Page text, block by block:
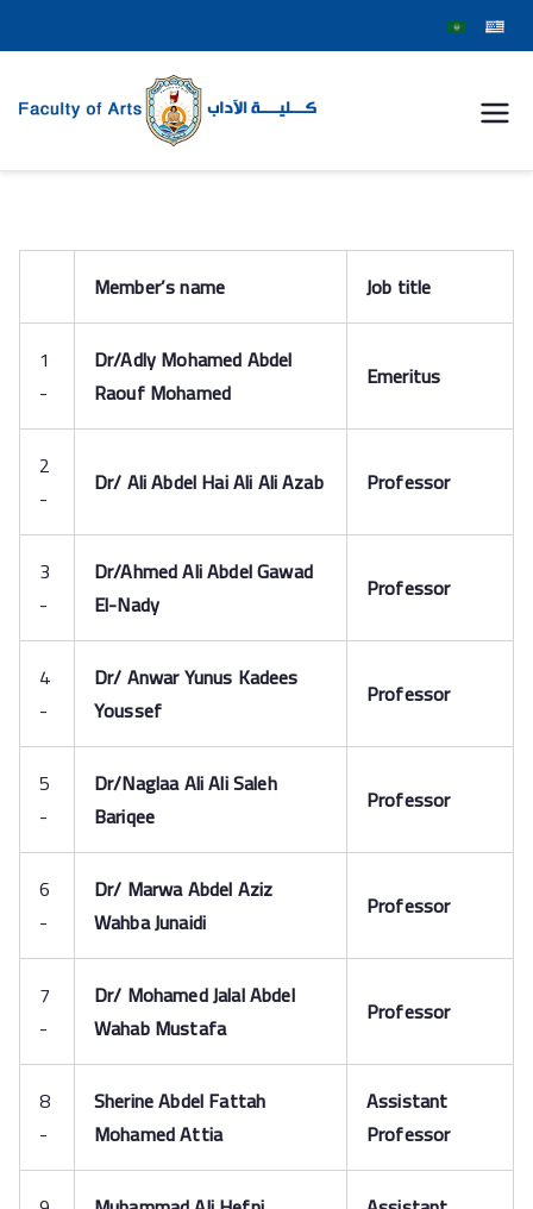
جامعة
سوهاج Member’s name Job title
1
-
Dr/Adly Mohamed Abdel
Raouf Mohamed
Emeritus
2
-
Dr/ Ali Abdel Hai Ali Ali Azab Professor
3
-
Dr/Ahmed Ali Abdel Gawad
El-Nady
Professor
4
-
Dr/ Anwar Yunus Kadees
Youssef
Professor
5
-
Dr/Naglaa Ali Ali Saleh
Bariqee
Professor
6
-
Dr/ Marwa Abdel Aziz
Wahba Junaidi
Professor
7
-
Dr/ Mohamed Jalal Abdel
Wahab Mustafa
Professor
8
-
Sherine Abdel Fattah
Mohamed Attia
Assistant
Professor